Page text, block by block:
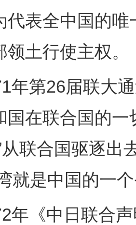
代表全中国的
土行使主权。
第26届联大通
国在联合国的
从联合国驱逐
就是中国的一
《中日联合声